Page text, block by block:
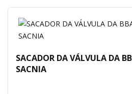
SACADOR DA VÁLVULA DA
SACNIA